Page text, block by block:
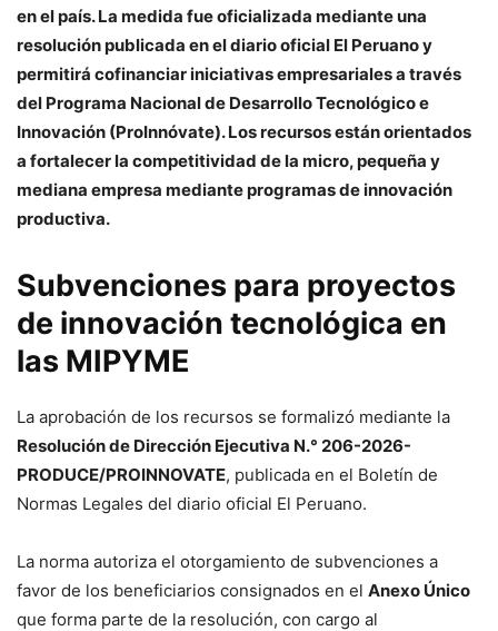
en el país. La medida fue oficializada mediante una
resolución publicada en el diario oficial El Peruano y
permitirá cofinanciar iniciativas empresariales a través
del Programa Nacional de Desarrollo Tecnológico e
Innovación (ProInnóvate). Los recursos están orientados
a fortalecer la competitividad de la micro, pequeña y
mediana empresa mediante programas de innovación
productiva.
Subvenciones para proyectos
de innovación tecnológica en
las MIPYME
La aprobación de los recursos se formalizó mediante la
Resolución de Dirección Ejecutiva N.° 206-2026-
PRODUCE/PROINNOVATE, publicada en el Boletín de
Normas Legales del diario oficial El Peruano.
La norma autoriza el otorgamiento de subvenciones a
favor de los beneficiarios consignados en el Anexo Único
que forma parte de la resolución, con cargo al